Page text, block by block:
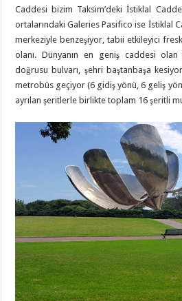
Caddesi bizim Taksim’deki İstiklal
ortalarındaki Galeries Pasifico ise İstiklal
merkeziyle benzeşiyor, tabii etkileyici
olanı. Dünyanın en geniş caddesi
doğrusu bulvarı, şehri baştanbaşa
metrobüs geçiyor (6 gidiş yönü, 6 geliş
ayrılan şeritlerle birlikte toplam 16 şeritli